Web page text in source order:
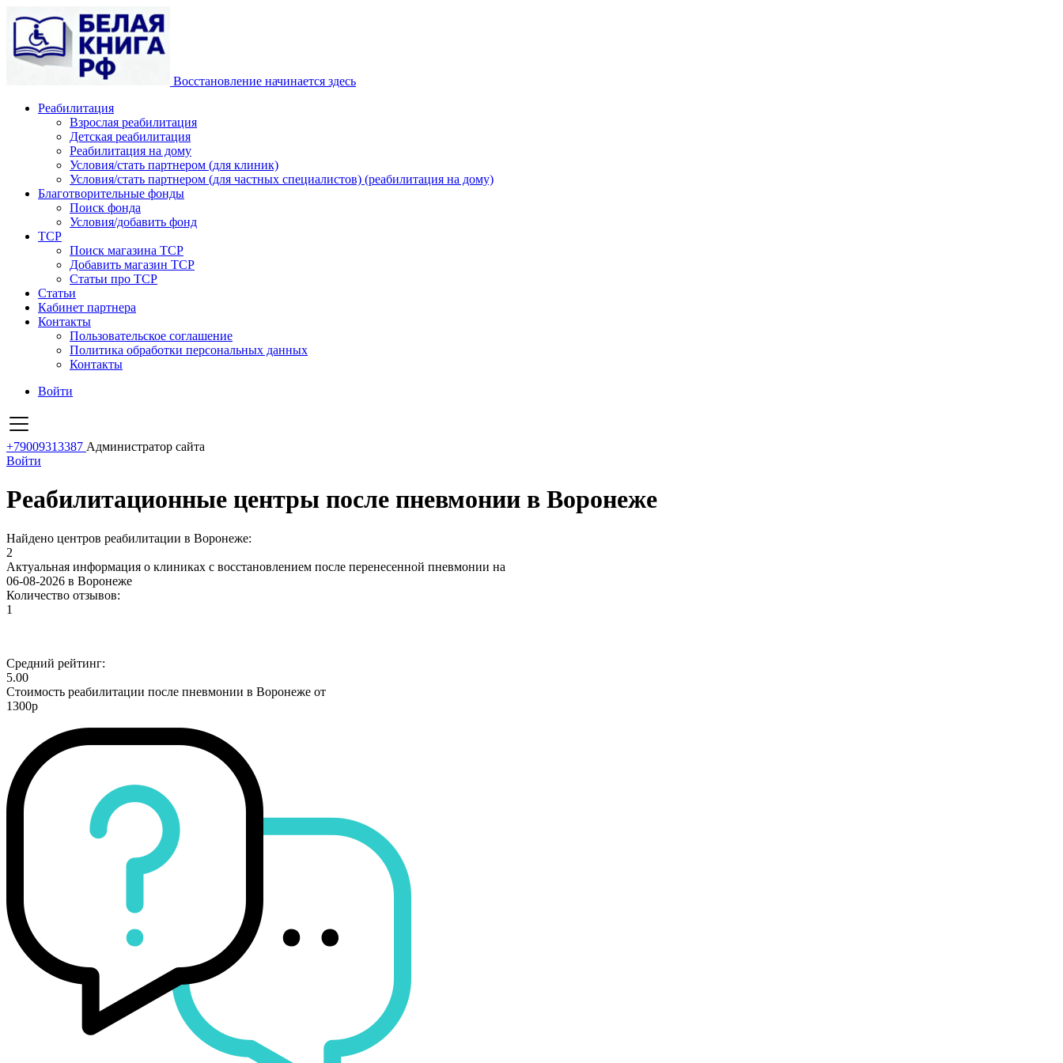
Восстановление начинается здесь
Реабилитация
Взрослая реабилитация
Детская реабилитация
Реабилитация на дому
Условия/стать партнером (для клиник)
Условия/стать партнером (для частных специалистов) (реабилитация на дому)
Благотворительные фонды
Поиск фонда
Условия/добавить фонд
ТСР
Поиск магазина ТСР
Добавить магазин ТСР
Статьи про ТСР
Статьи
Кабинет партнера
Контакты
Пользовательское соглашение
Политика обработки персональных данных
Контакты
Войти
+79009313387 Администратор сайта
Войти
Реабилитационные центры после пневмонии в Воронеже
Найдено центров реабилитации в Воронеже:
2
Актуальная информация о клиниках с восстановлением после перенесенной пневмонии на
06-08-2026 в Воронеже
Количество отзывов:
1
Средний рейтинг:
5.00
Стоимость реабилитации после пневмонии в Воронеже от
1300р